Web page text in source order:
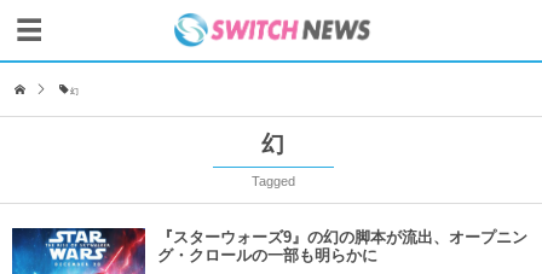
幻
幻
Tagged
『スターウォーズ9』の幻の脚本が流出、オープニン
グ・クロールの一部も明らかに